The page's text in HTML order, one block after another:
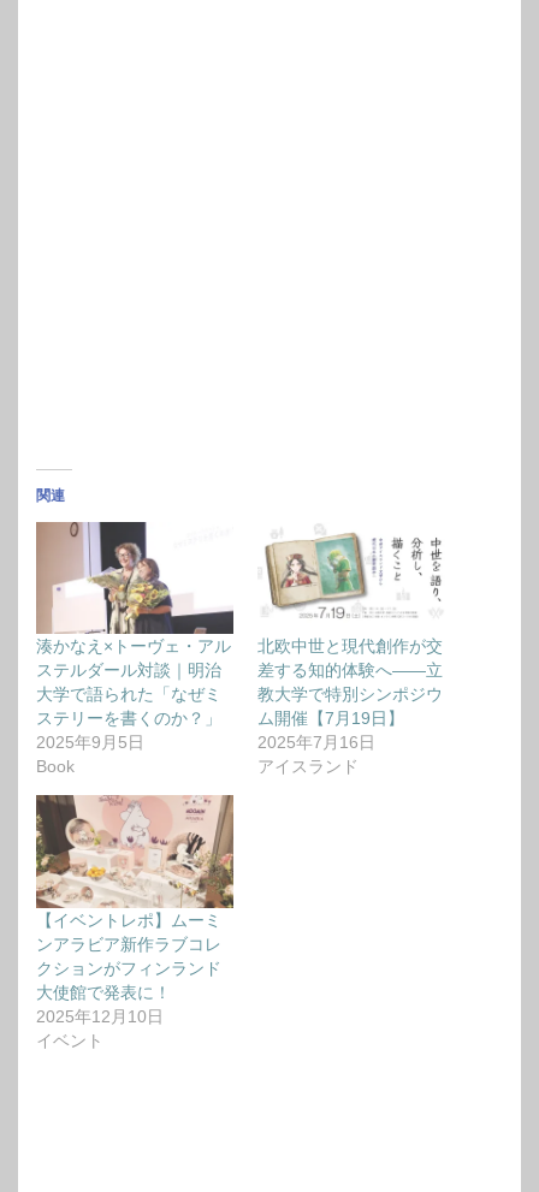
関連
湊かなえ×トーヴェ・アル
ステルダール対談｜明治
大学で語られた「なぜミ
ステリーを書くのか？」
2025年9月5日
Book
北欧中世と現代創作が交
差する知的体験へ——立
教大学で特別シンポジウ
ム開催【7月19日】
2025年7月16日
アイスランド
【イベントレポ】ムーミ
ンアラビア新作ラブコレ
クションがフィンランド
大使館で発表に！
2025年12月10日
イベント